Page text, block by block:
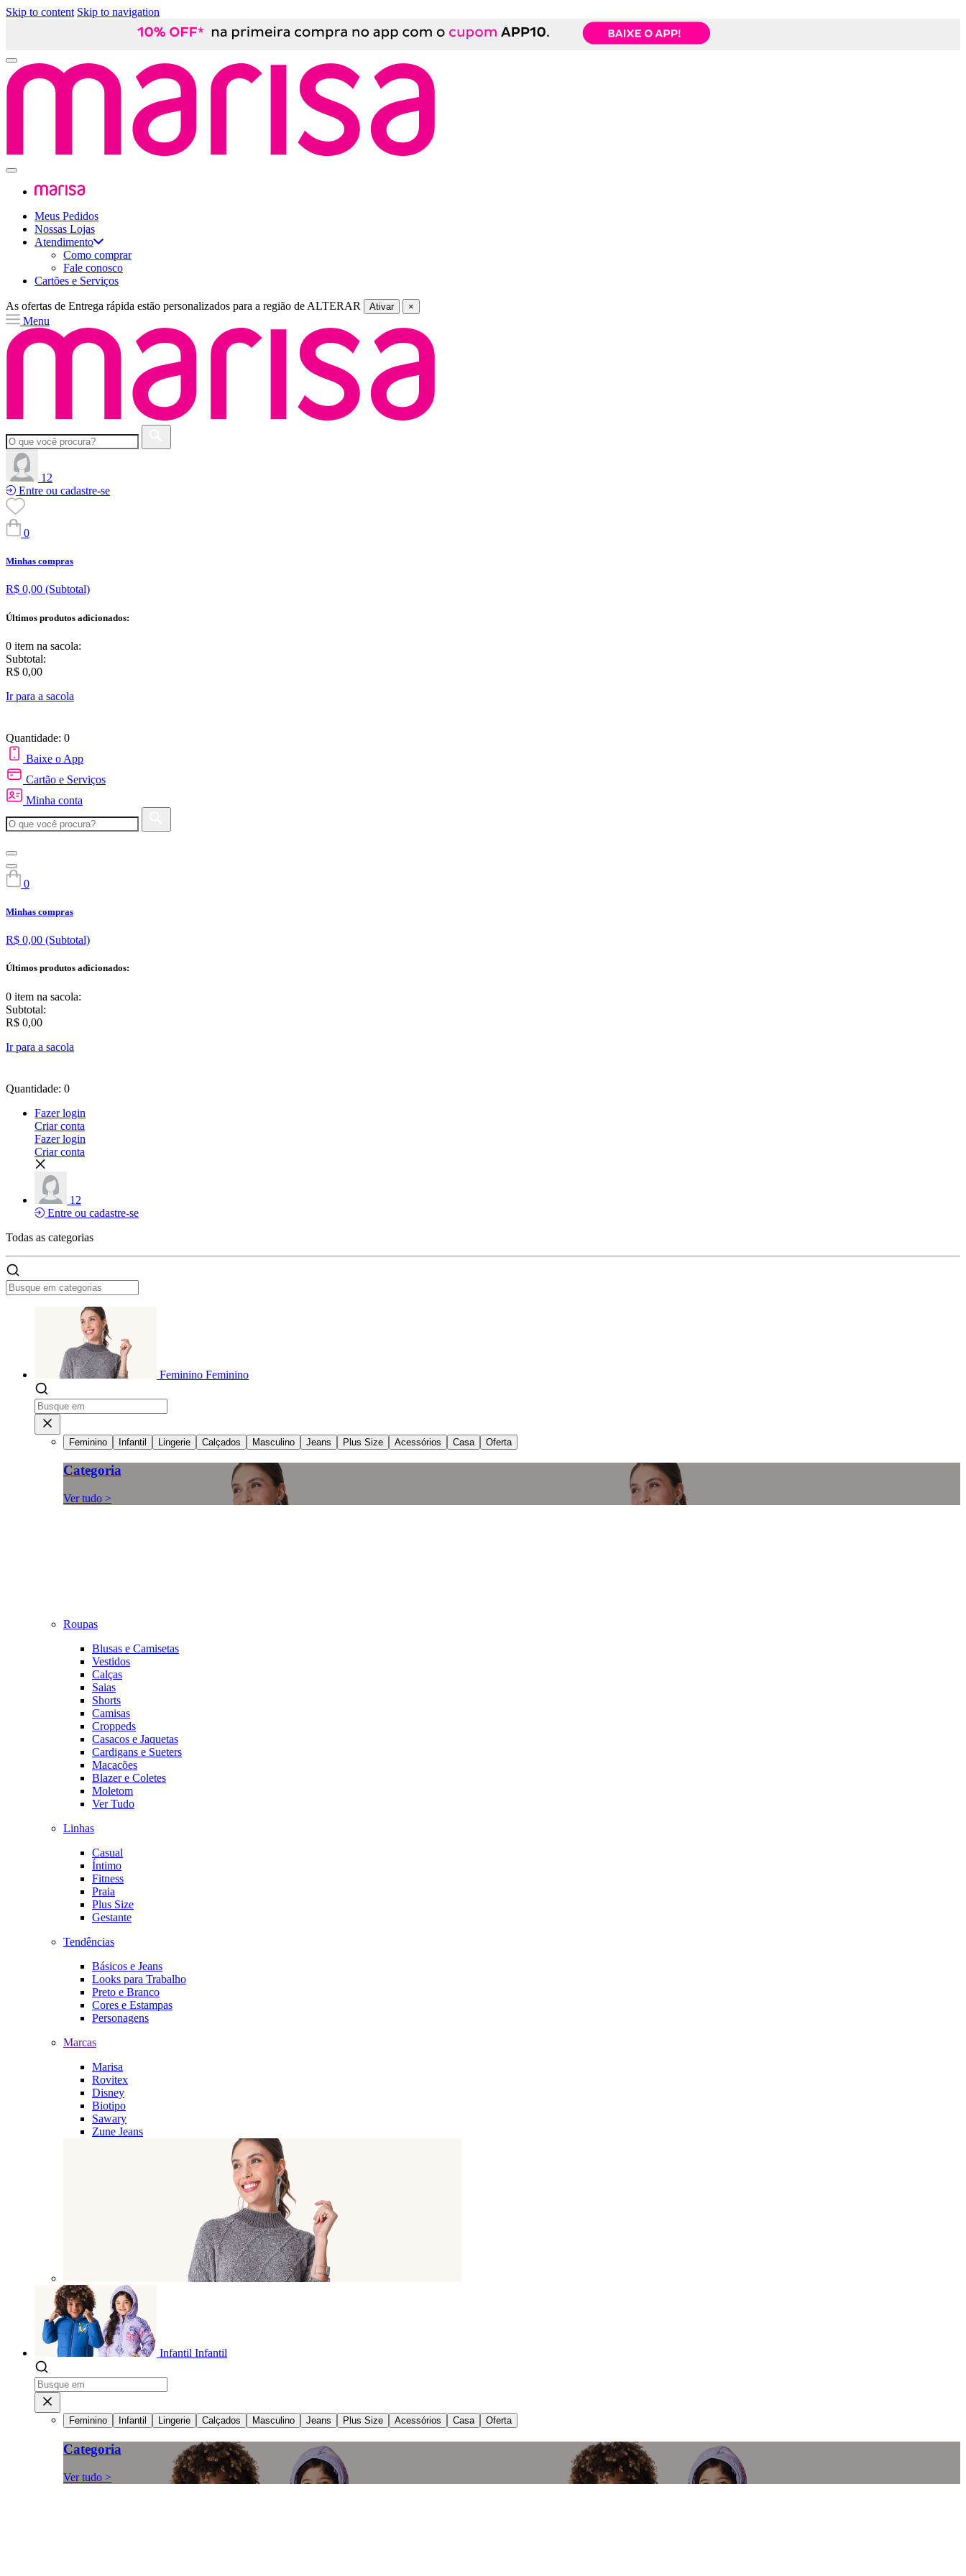
Skip to content Skip to navigation
Meus Pedidos
Nossas Lojas
Atendimento
Como comprar
Fale conosco
Cartões e Serviços
As ofertas de Entrega rápida estão personalizados para a região de ALTERAR Ativar ×
Menu
12
Entre ou cadastre-se
0
Minhas compras
R$ 0,00 (Subtotal)
Últimos produtos adicionados:
0 item na sacola:
Subtotal:
R$ 0,00
Ir para a sacola
Quantidade: 0
Baixe o App
Cartão e Serviços
Minha conta
0
Minhas compras
R$ 0,00 (Subtotal)
Últimos produtos adicionados:
0 item na sacola:
Subtotal:
R$ 0,00
Ir para a sacola
Quantidade: 0
Fazer login
Criar conta
Fazer login
Criar conta
12
Entre ou cadastre-se
Todas as categorias
Feminino Feminino
Feminino Infantil Lingerie Calçados Masculino Jeans Plus Size Acessórios Casa Oferta
Categoria
Ver tudo >
Roupas
Blusas e Camisetas
Vestidos
Calças
Saias
Shorts
Camisas
Croppeds
Casacos e Jaquetas
Cardigans e Sueters
Macacões
Blazer e Coletes
Moletom
Ver Tudo
Linhas
Casual
Íntimo
Fitness
Praia
Plus Size
Gestante
Tendências
Básicos e Jeans
Looks para Trabalho
Preto e Branco
Cores e Estampas
Personagens
Marcas
Marisa
Rovitex
Disney
Biotipo
Sawary
Zune Jeans
Infantil Infantil
Feminino Infantil Lingerie Calçados Masculino Jeans Plus Size Acessórios Casa Oferta
Categoria
Ver tudo >